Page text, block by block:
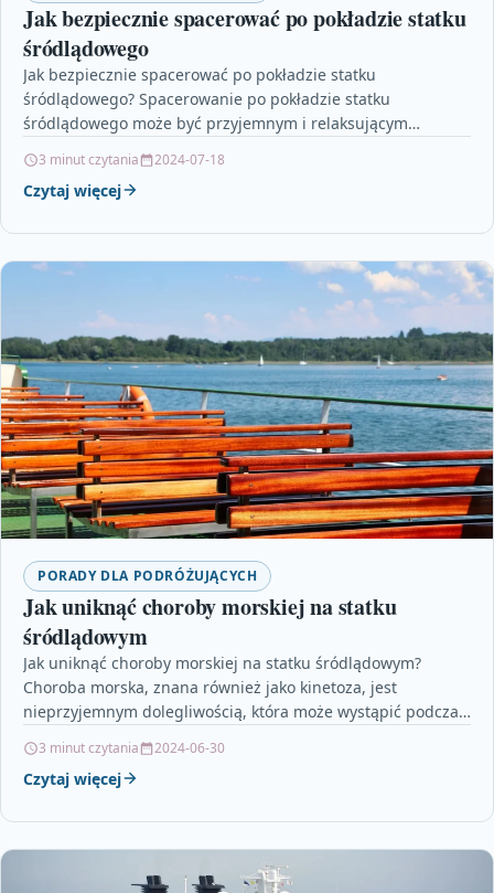
Jak bezpiecznie spacerować po pokładzie statku
śródlądowego
Jak bezpiecznie spacerować po pokładzie statku
śródlądowego? Spacerowanie po pokładzie statku
śródlądowego może być przyjemnym i relaksującym
bezpieczeństwo…
3 minut czytania 2024-07-18
Czytaj więcej
PORADY DLA PODRÓŻUJĄCYCH
Jak uniknąć choroby morskiej na statku
śródlądowym
Jak uniknąć choroby morskiej na statku śródlądowym?
Choroba morska, znana również jako kinetoza, jest
nieprzyjemnym dolegliwością, która może wystąpić podczas
3 minut czytania 2024-06-30
Czytaj więcej